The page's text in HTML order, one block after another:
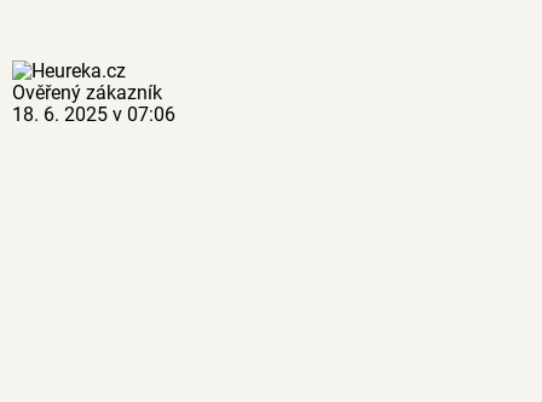
Ověřený zákazník
18. 6. 2025 v 07:06